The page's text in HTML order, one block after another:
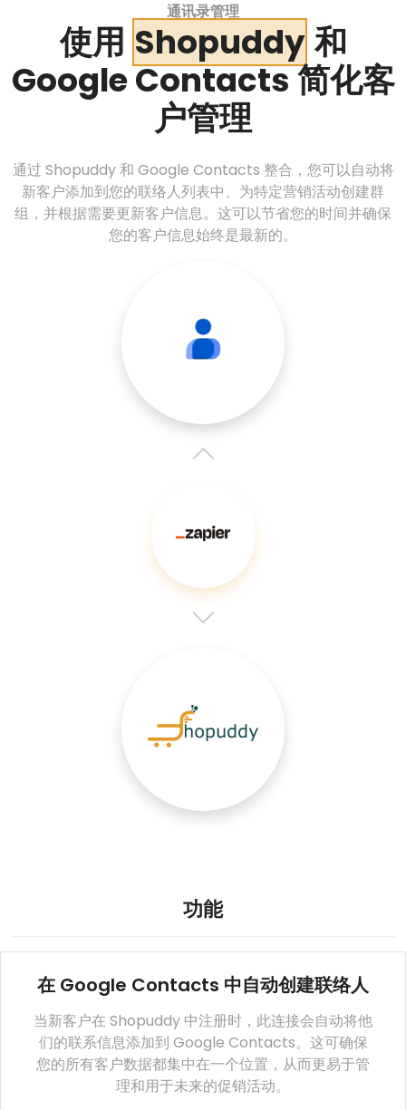
通讯录管理
使用 Shopuddy和
Google Contacts 简化客
户管理
通过 Shopuddy 和 Google Contacts 整合，您可以自动将
新客户添加到您的联络人列表中、为特定营销活动创建群
组，并根据需要更新客户信息。这可以节省您的时间并确保
您的客户信息始终是最新的。
功能
在 Google Contacts 中自动创建联络人
当新客户在 Shopuddy 中注册时，此连接会自动将他
们的联系信息添加到 Google Contacts。这可确保
您的所有客户数据都集中在一个位置，从而更易于管
理和用于未来的促销活动。